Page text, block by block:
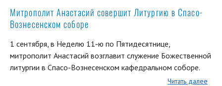
Митрополит Анастасий совершит Литургию в Спасо-
Вознесенском соборе
1 сентября, в Неделю 11-ю по Пятидесятнице,
митрополит Анастасий возглавит служение Божественной
литургии в Спасо-Вознесенском кафедральном соборе.
Читать далее